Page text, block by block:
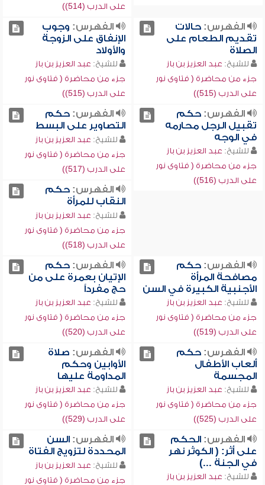
على الدرب (514))
الفهرس:حالات
تقديم الطعام على
الصلاة
للشيخ: عبد العزيز بن باز
جزء من محاضرة ( فتاوى نور
على الدرب (515))
الفهرس: وجوب
الإنفاق على الزوجة
والأولاد
للشيخ: عبد العزيز بن باز
جزء من محاضرة ( فتاوى نور
على الدرب (515))
الفهرس:حكم
تقبيل الرجل محارمه
في الوجه
للشيخ: عبد العزيز بن باز
جزء من محاضرة ( فتاوى نور
على الدرب (516))
الفهرس:حكم
التصاوير على البسط
للشيخ: عبد العزيز بن باز
جزء من محاضرة ( فتاوى نور
على الدرب (517))
الفهرس:حكم
النقاب للمرأة
للشيخ: عبد العزيز بن باز
جزء من محاضرة ( فتاوى نور
على الدرب (518))
الفهرس:حكم
مصافحة المرأة
الأجنبية الكبيرة في السن
للشيخ: عبد العزيز بن باز
جزء من محاضرة ( فتاوى نور
على الدرب (519))
الفهرس:حكم
الإتيان بعمرة على من
حج مفرداً
للشيخ: عبد العزيز بن باز
جزء من محاضرة ( فتاوى نور
على الدرب (520))
الفهرس:حكم
ألعاب الأطفال
المجسمة
للشيخ: عبد العزيز بن باز
جزء من محاضرة ( فتاوى نور
على الدرب (525))
الفهرس: صلاة
الأوابين وحكم
المداومة عليها
للشيخ: عبد العزيز بن باز
جزء من محاضرة ( فتاوى نور
على الدرب (529))
الفهرس:الحكم
على أثر: ( الكوثر نهر
في الجنة ...)
للشيخ: عبد العزيز بن باز
الفهرس:السن
المحددة لتزويج الفتاة
للشيخ: عبد العزيز بن باز
جزء من محاضرة ( فتاوى نور